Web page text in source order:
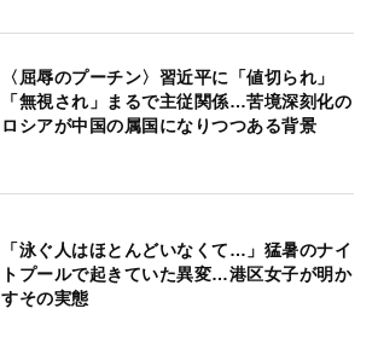
〈屈辱のプーチン〉習近平に「値切られ」
「無視され」まるで主従関係…苦境深刻化の
ロシアが中国の属国になりつつある背景
「泳ぐ人はほとんどいなくて…」猛暑のナイ
トプールで起きていた異変…港区女子が明か
すその実態